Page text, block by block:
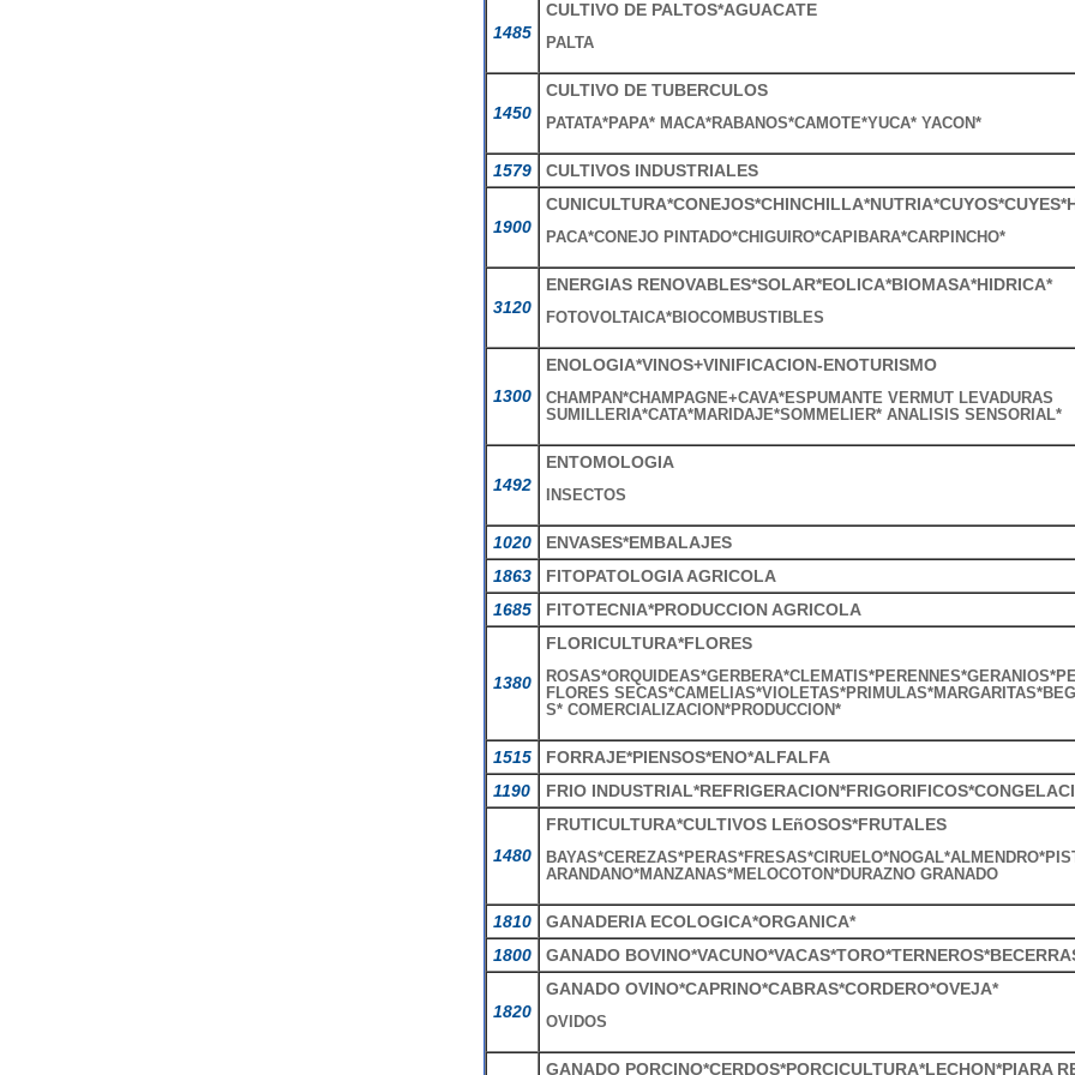
1485
CULTIVO DE PALTOS*AGUACATE
PALTA
1450
CULTIVO DE TUBERCULOS
PATATA*PAPA* MACA*RABANOS*CAMOTE*YUCA* YACON*
1579 CULTIVOS INDUSTRIALES
1900
PACA*CONEJO PINTADO*CHIGUIRO*CAPIBARA*CARPINCHO*
3120
ENERGIAS RENOVABLES*SOLAR*EOLICA*BIOMASA*HIDRICA*
FOTOVOLTAICA*BIOCOMBUSTIBLES
1300
ENOLOGIA*VINOS+VINIFICACION-ENOTURISMO
CHAMPAN*CHAMPAGNE+CAVA*ESPUMANTE VERMUT LEVADURAS
SUMILLERIA*CATA*MARIDAJE*SOMMELIER* ANALISIS SENSORIAL*
1492
ENTOMOLOGIA
INSECTOS
1020
ENVASES*EMBALAJES
1863
FITOPATOLOGIA AGRICOLA
1685
FITOTECNIA*PRODUCCION AGRICOLA
1380
FLORICULTURA*FLORES
FLORES
S* COMERCIALIZACION*PRODUCCION*
1515
FORRAJE*PIENSOS*ENO*ALFALFA
1190
FRIO
1480
FRUTICULTURA*CULTIVOS LEñOSOS*FRUTALES
ARANDANO*MANZANAS*MELOCOTON*DURAZNO GRANADO
1810
GANADERIA ECOLOGICA*ORGANICA*
1800
GANADO
1820
GANADO OVINO*CAPRINO*CABRAS*CORDERO*OVEJA*
OVIDOS
GANADO PORCINO*CERDOS*PORCICULTURA*LECHON*PIARA